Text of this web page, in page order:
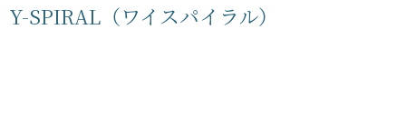
Y-SPIRAL（ワイスパイラル）